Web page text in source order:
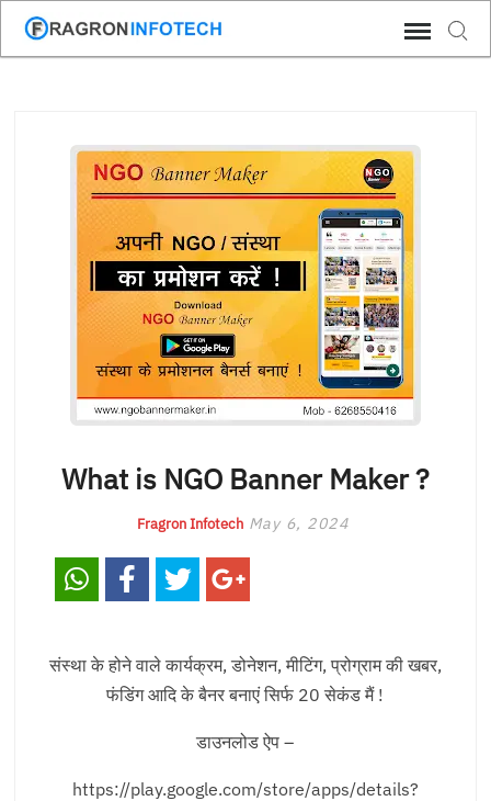
Skip
What is NGO Banner Maker ?
Fragron Infotech May 6, 2024
संस्था के होने वाले कार्यक्रम, डोनेशन, मीटिंग, प्रोग्राम की खबर,
फंडिंग आदि के बैनर बनाएं सिर्फ 20 सेकंड मैं !
डाउनलोड ऐप –
https://play.google.com/store/apps/details?